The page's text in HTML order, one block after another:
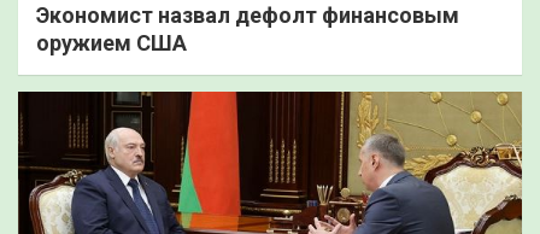
Экономист назвал дефолт финансовым
оружием США